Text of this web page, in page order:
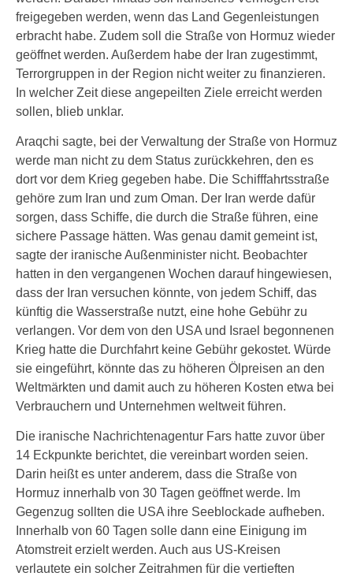
freigegeben werden, wenn das Land Gegenleistungen
erbracht habe. Zudem soll die Straße von Hormuz wieder
geöffnet werden. Außerdem habe der Iran zugestimmt,
Terrorgruppen in der Region nicht weiter zu finanzieren.
In welcher Zeit diese angepeilten Ziele erreicht werden
sollen, blieb unklar.
Araqchi sagte, bei der Verwaltung der Straße von Hormuz
werde man nicht zu dem Status zurückkehren, den es
dort vor dem Krieg gegeben habe. Die Schifffahrtsstraße
gehöre zum Iran und zum Oman. Der Iran werde dafür
sorgen, dass Schiffe, die durch die Straße führen, eine
sichere Passage hätten. Was genau damit gemeint ist,
sagte der iranische Außenminister nicht. Beobachter
hatten in den vergangenen Wochen darauf hingewiesen,
dass der Iran versuchen könnte, von jedem Schiff, das
künftig die Wasserstraße nutzt, eine hohe Gebühr zu
verlangen. Vor dem von den USA und Israel begonnenen
Krieg hatte die Durchfahrt keine Gebühr gekostet. Würde
sie eingeführt, könnte das zu höheren Ölpreisen an den
Weltmärkten und damit auch zu höheren Kosten etwa bei
Verbrauchern und Unternehmen weltweit führen.
Die iranische Nachrichtenagentur Fars hatte zuvor über
14 Eckpunkte berichtet, die vereinbart worden seien.
Darin heißt es unter anderem, dass die Straße von
Hormuz innerhalb von 30 Tagen geöffnet werde. Im
Gegenzug sollten die USA ihre Seeblockade aufheben.
Innerhalb von 60 Tagen solle dann eine Einigung im
Atomstreit erzielt werden. Auch aus US-Kreisen
verlautete ein solcher Zeitrahmen für die vertieften